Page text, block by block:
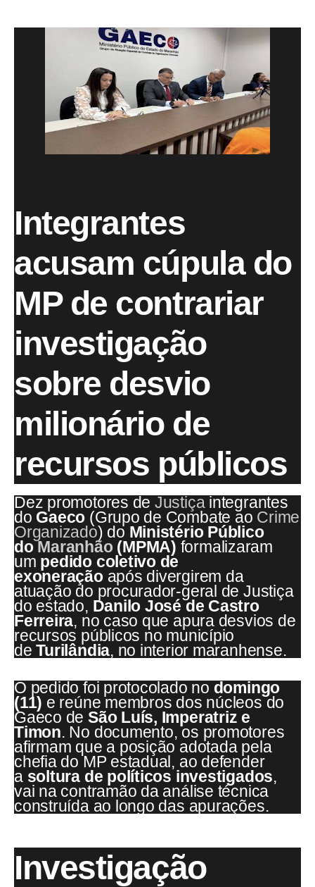
Integrantes
acusam cúpula do
MP de contrariar
investigação
sobre desvio
milionário de
recursos públicos
Dez promotores de Justiçaintegrantes
do Gaeco (Grupo de Combate ao Crime
Organizado) do Ministério Público
doMaranhão(MPMA) formalizaram
um pedido coletivo de
exoneraçãoapós divergirem da
atuação do procurador-geral de Justiça
do estado, Danilo José de Castro
Ferreira, no caso que apura desvios de
recursos públicos no município
deTurilândia, no interior maranhense.
O pedido foi protocolado no domingo
(11) e reúne membros dos núcleos do
Gaeco de São Luís, Imperatriz e
Timon. No documento, os promotores
afirmam que a posição adotada pela
chefia do MP estadual, ao defender
a soltura de políticos investigados,
vai na contramão da análise técnica
construída ao longo das apurações.
Investigação